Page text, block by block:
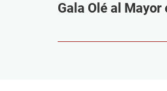
Gala Olé al Mayor